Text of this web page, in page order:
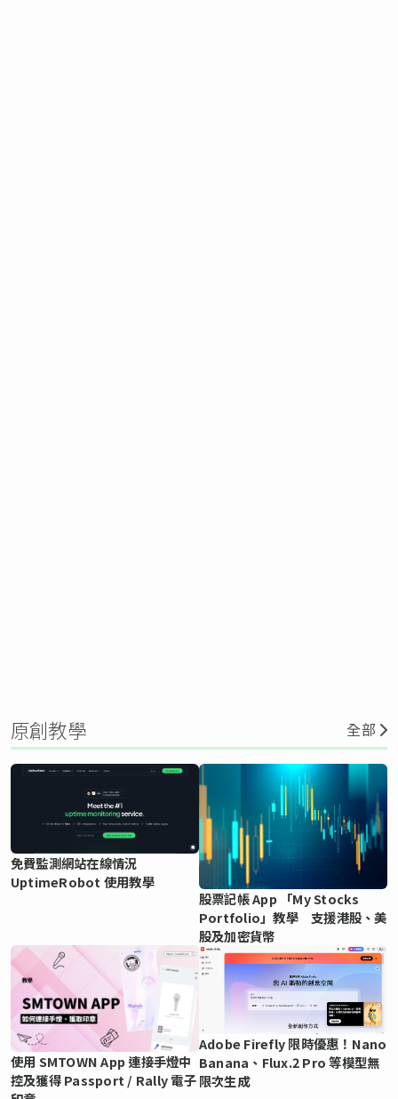
原創教學 全部
免費監測網站在線情況
UptimeRobot 使用教學
股票記帳 App 「My Stocks
Portfolio」教學 支援港股、美
股及加密貨幣
使用 SMTOWN App 連接手燈中
控及獲得 Passport / Rally 電子
Adobe Firefly 限時優惠！Nano
Banana、Flux.2 Pro 等模型無
限次生成